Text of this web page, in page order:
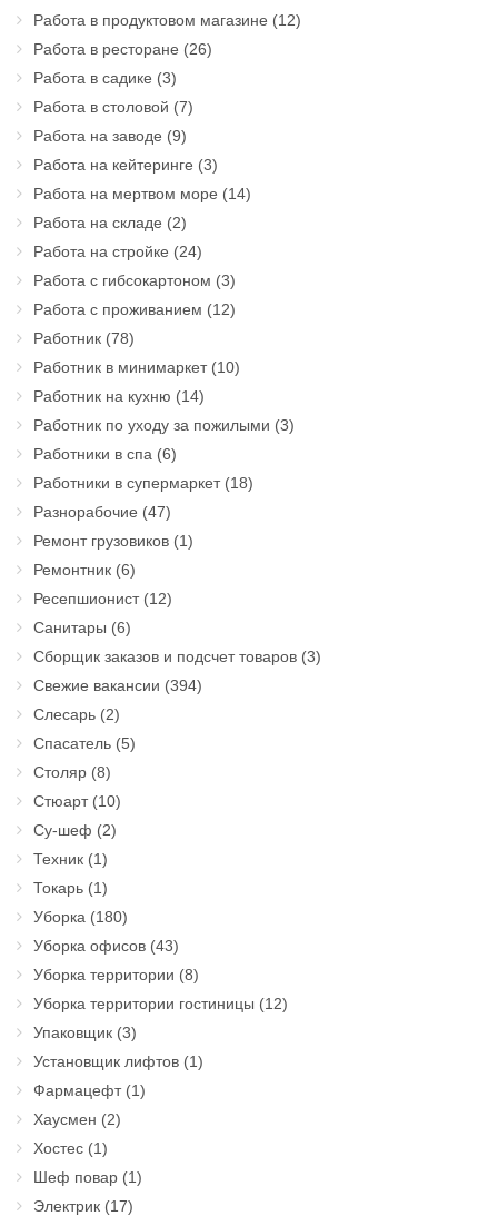
Работа в продуктовом магазине (12)
Работа в ресторане (26)
Работа в садике (3)
Работа в столовой (7)
Работа на заводе (9)
Работа на кейтеринге (3)
Работа на мертвом море (14)
Работа на складе (2)
Работа на стройке (24)
Работа с гибсокартоном (3)
Работа с проживанием (12)
Работник (78)
Работник в минимаркет(10)
Работник на кухню (14)
Работник по уходу за пожилыми (3)
Работники в спа (6)
Работники в супермаркет(18)
Разнорабочие (47)
Ремонт грузовиков (1)
Ремонтник (6)
Ресепшионист(12)
Санитары (6)
Сборщик заказов и подсчет товаров (3)
Свежие вакансии (394)
Слесарь (2)
Спасатель (5)
Столяр (8)
Стюарт(10)
Су-шеф (2)
Техник (1)
Токарь (1)
Уборка (180)
Уборка офисов (43)
Уборка территории (8)
Уборка территории гостиницы (12)
Упаковщик (3)
Установщик лифтов (1)
Фармацефт(1)
Хаусмен (2)
Хостес (1)
Шеф повар (1)
Электрик (17)